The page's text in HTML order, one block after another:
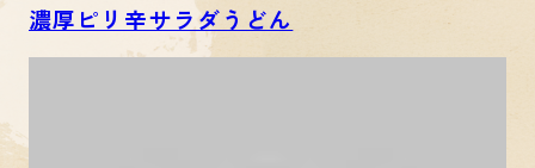
濃厚ピリ辛サラダうどん